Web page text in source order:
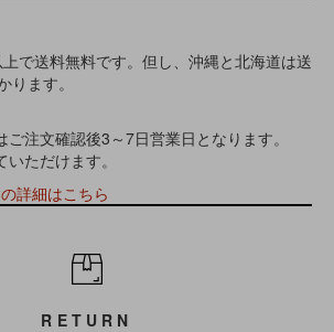
で送料無料です。但し、沖縄と北海道は送
ます。
注文確認後3～7日営業日となります。
ただけます。
詳細はこちら
RETURN